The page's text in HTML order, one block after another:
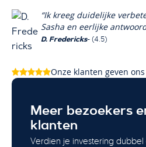
“Ik kreeg duidelijke
Sasha en eerlijke
D. Fredericks- (4.5)
Onze klanten geven
Meer bezoekers
klanten
Verdien je investering